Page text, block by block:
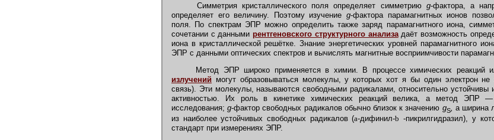
Симметрия кристаллического поля определяет симметрию g-фактора, а
определяет его величину. Поэтому изучение g-фактора парамагнитных ионов
поля. По спектрам ЭПР можно определить также заряд парамагнитного иона,
сочетании с даннымирентгеновского структурного анализа даёт возможность
иона в кристаллической решётке. Знание энергетических уровней парамагнитного
ЭПР с данными оптических спектров и вычислять магнитные восприимчивости
Метод ЭПР широко применяется в химии. В процессе химических реакций
излучений могут образовываться молекулы, у которых хот я бы один электрон не
связь). Эти молекулы, называются свободными радикалами, относительно
активностью. Их роль в кинетике химических реакций велика, а метод ЭПР
исследования;g-фактор свободных радикалов обычно близок к значению gS, а ширина
из наиболее устойчивых свободных радикалов (a-дифинил-b -пикрилгидразил), у
стандарт при измерениях ЭПР.